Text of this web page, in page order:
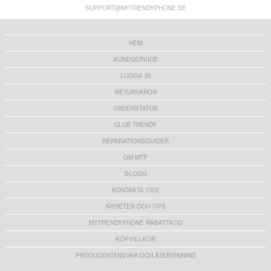
Grå / Genomskinlig
SUPPORT@MYTRENDYPHONE.SE
HEM
KUNDSERVICE
LOGGA IN
RETURVAROR
ORDERSTATUS
CLUB TRENDY
REPARATIONSGUIDER
OM MTP
BLOGG
KONTAKTA OSS
NYHETER OCH TIPS
MYTRENDYPHONE RABATTKOD
KÖPVILLKOR
PRODUCENTANSVAR OCH ÅTERVINNING